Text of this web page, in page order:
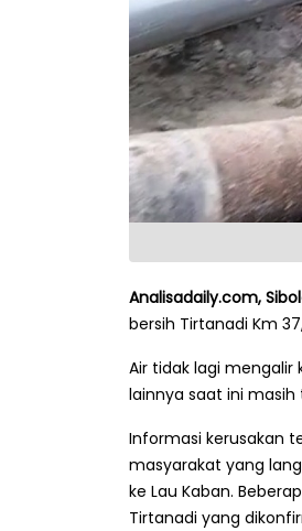
Analisadaily.com,
bersih Tirtanadi Km
Air tidak lagi mengalir
lainnya saat ini masih
Informasi kerusakan
masyarakat yang
ke Lau Kaban.
Tirtanadi yang